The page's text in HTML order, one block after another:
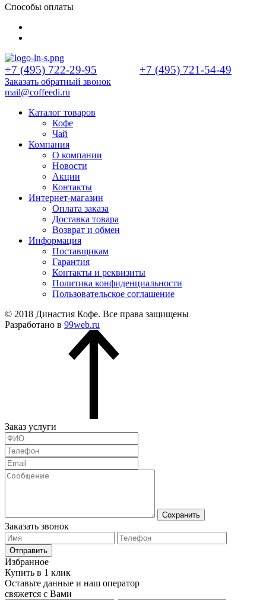
Способы оплаты
+7 (495) 722-29-95 +7 (495) 721-54-49
Заказать обратный звонок
mail@coffeedi.ru
Каталог товаров
Кофе
Чай
Компания
О компании
Новости
Акции
Контакты
Интернет-магазин
Оплата заказа
Доставка товара
Возврат и обмен
Информация
Поставщикам
Гарантия
Контакты и реквизиты
Политика конфиденциальности
Пользовательское соглашение
© 2018 Династия Кофе. Все права защищены
Разработано в 99web.ru
Заказ услуги
Сохранить
Заказать звонок
Отправить
Избранное
Купить в 1 клик
Оставьте данные и наш оператор
свяжется с Вами